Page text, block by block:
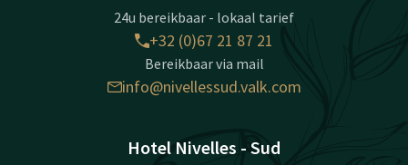
24u bereikbaar - lokaal tarief
+32 (0)67 21 87 21
Bereikbaar via mail
info@nivellessud.valk.com
Hotel Nivelles - Sud